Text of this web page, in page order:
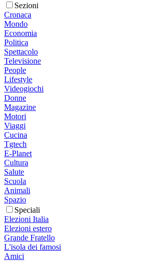
Sezioni
Cronaca
Mondo
Economia
Politica
Spettacolo
Televisione
People
Lifestyle
Videogiochi
Donne
Magazine
Motori
Viaggi
Cucina
Tgtech
E-Planet
Cultura
Salute
Scuola
Animali
Spazio
Speciali
Elezioni Italia
Elezioni estero
Grande Fratello
L'isola dei famosi
Amici